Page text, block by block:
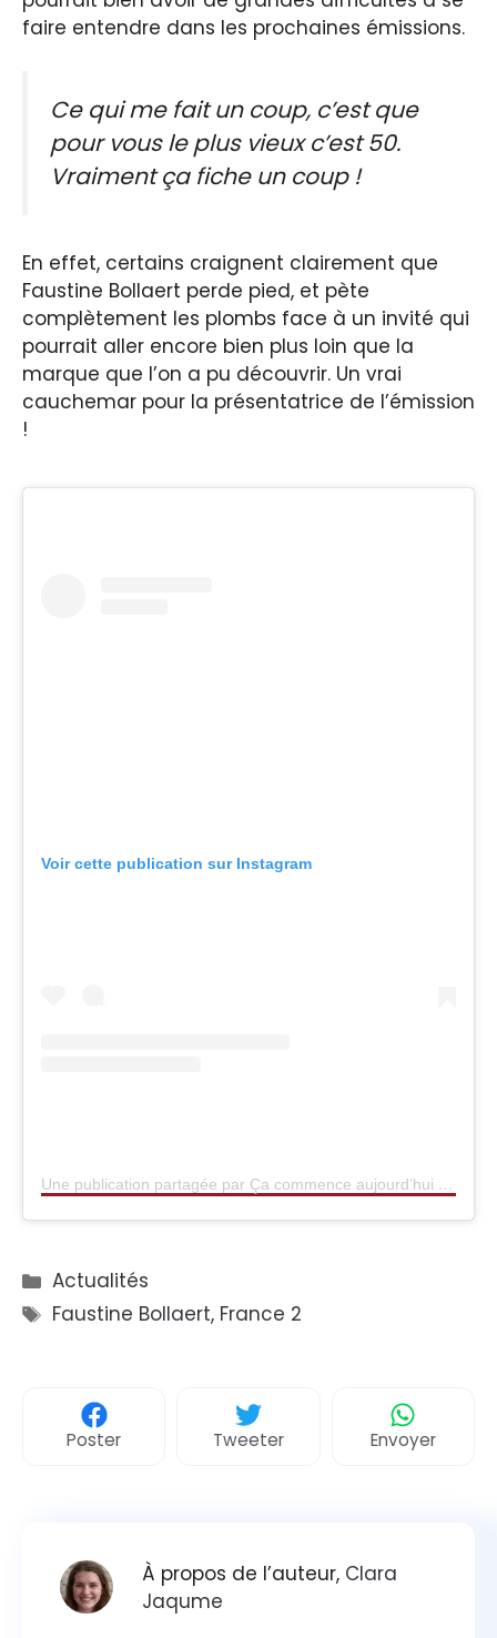
faire entendre dans les prochaines émissions.
Ce qui me fait un coup, c’est que
pour vous le plus vieux c’est 50.
Vraiment ça fiche un coup !
En effet, certains craignent clairement que
Faustine Bollaert perde pied, et pète
complètement les plombs face à un invité qui
pourrait aller encore bien plus loin que la
marque que l’on a pu découvrir. Un vrai
cauchemar pour la présentatrice de l’émission
!
Voir cette publication sur Instagram
Une publication partagée par Ça commence aujourd’hui (@cacommenceauj)
Catégories
Actualités
Étiquettes
Faustine Bollaert, France 2
Poster Tweeter Envoyer
À propos de l’auteur, Clara
Jaqume